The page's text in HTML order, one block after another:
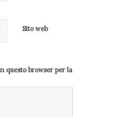
Sito web
questo browser per la